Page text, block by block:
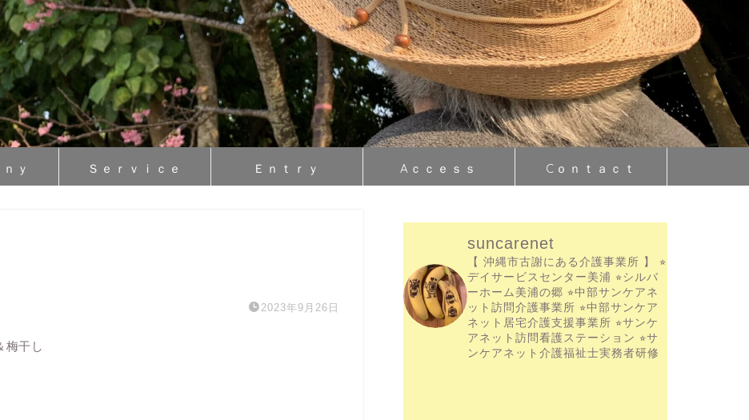
ｙ Ｓｅｒｖｉｃｅ Ｅｎｔｒｙ Aｃｃｅｓｓ Cｏｎｔａｃｔ
2023年9月26日
梅干し
suncarenet
【 沖縄市古謝にある介護事業所 】
⭐︎
デイサービスセンター美浦 ⭐︎シルバ
ーホーム美浦の郷 ⭐︎中部サンケアネ
ット訪問介護事業所 ⭐︎中部サンケア
ネット居宅介護支援事業所 ⭐︎サンケ
アネット訪問看護ステーション ⭐︎サ
ンケアネット介護福祉士実務者研修